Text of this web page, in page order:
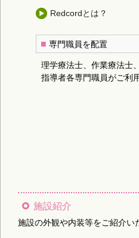
Redcordとは？
■ 専門職員を配置
理学療法士、作業療法士
指導者各専門職員がご利
施設紹介
施設の外観や内装等をご紹介い